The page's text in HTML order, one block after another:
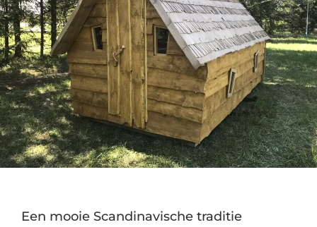
Een mooie Scandinavische traditie